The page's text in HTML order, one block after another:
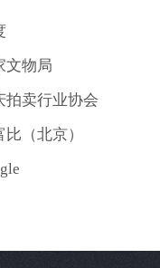
文物局
拍卖行业协会
比（北京）